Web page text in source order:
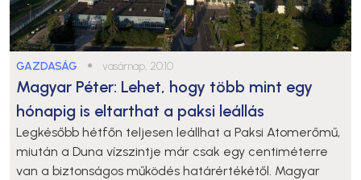
GAZDASÁG ● vasárnap, 20:10
Magyar Péter: Lehet, hogy több mint egy
hónapig is eltarthat a paksi leállás
Legkésőbb hétfőn teljesen leállhat a Paksi Atomerőmű,
miután a Duna vízszintje már csak egy centiméterre
van a biztonságos működés határértékétől. Magyar